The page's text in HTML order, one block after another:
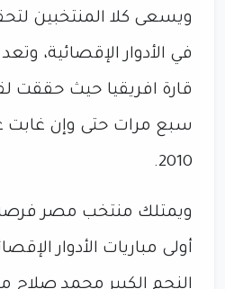
ويسعى كلا المنتخبين
في الأدوار الإقصائية،
قارة افريقيا حيث حققت
سبع مرات حتى وإن غابت
2010.
ويمتلك منتخب مصر
أولى مباريات الأدوار
النجم الكبير محمد صلاح